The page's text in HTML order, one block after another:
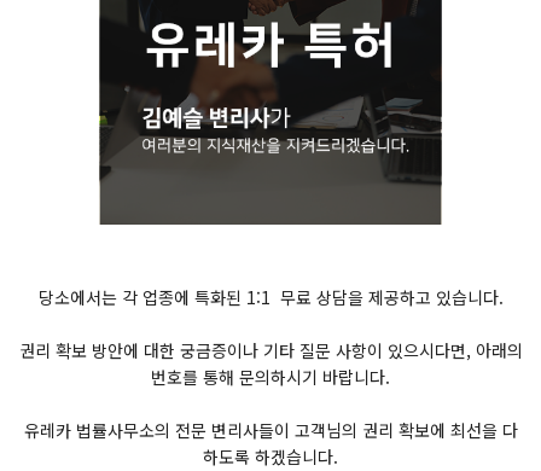
당소에서는 각 업종에 특화된 1:1 무료 상담을 제공하고 있습니다.
권리 확보 방안에 대한 궁금증이나 기타 질문 사항이 있으시다면, 아래의
번호를 통해 문의하시기 바랍니다.
유레카 법률사무소의 전문 변리사들이 고객님의 권리 확보에 최선을 다
하도록 하겠습니다.